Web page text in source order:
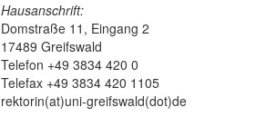
Hausanschrift:
Domstraße 11, Eingang 2
17489 Greifswald
Telefon +49 3834 420 0
Telefax +49 3834 420 1105
rektorin(at)uni-greifswald(dot)de